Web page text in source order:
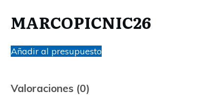
MARCOPICNIC26
Añadir al presupuesto
Valoraciones (0)